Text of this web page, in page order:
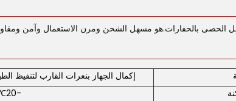
بالحفارات.هو مسهل الشحن ومرن الاستعمال وآمن ومقاوم
إكمال الجهاز بنعرات القارب لتنفيظ
-20℃-40℃